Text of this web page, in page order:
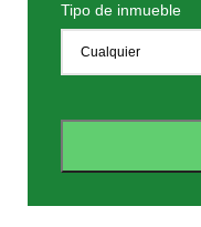
Tipo de inmueble